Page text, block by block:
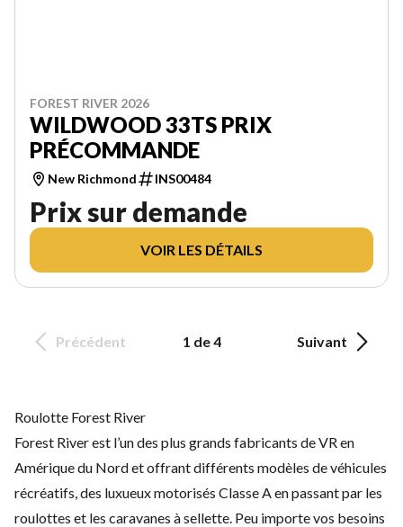
FOREST RIVER 2026
WILDWOOD 33TS PRIX
PRÉCOMMANDE
New Richmond INS00484
Prix sur demande
VOIR LES DÉTAILS
Précédent 1 de 4 Suivant
Roulotte Forest River
Forest River est l’un des plus grands fabricants de VR en
Amérique du Nord et offrant différents modèles de véhicules
récréatifs, des luxueux motorisés Classe A en passant par les
roulottes et les caravanes à sellette. Peu importe vos besoins